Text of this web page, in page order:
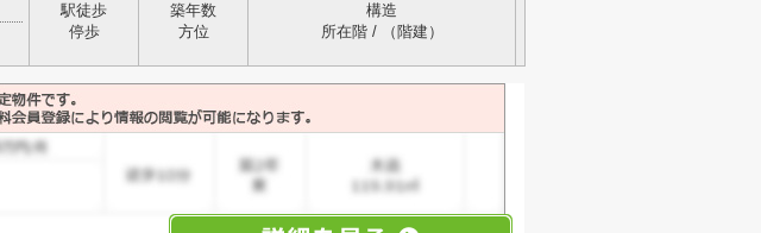
駅徒歩
停歩
築年数
方位
構造
所在階 / （階建）